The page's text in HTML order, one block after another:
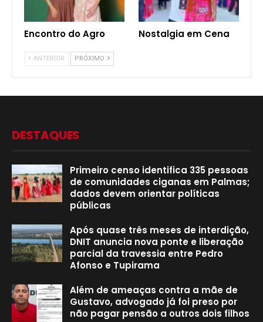
Encontro do Agro Nostalgia em Cena
ANTERIOR PRÓXIMO
DESTAQUES
Primeiro censo identifica 335 pessoas
de comunidades ciganas em Palmas;
dados devem orientar políticas
públicas
Após quase três meses de interdição,
DNIT anuncia nova ponte e liberação
parcial da travessia entre Pedro
Afonso e Tupirama
Além de ameaças contra a mãe de
Gustavo, advogado já foi preso por
não pagar pensão a outros dois filhos